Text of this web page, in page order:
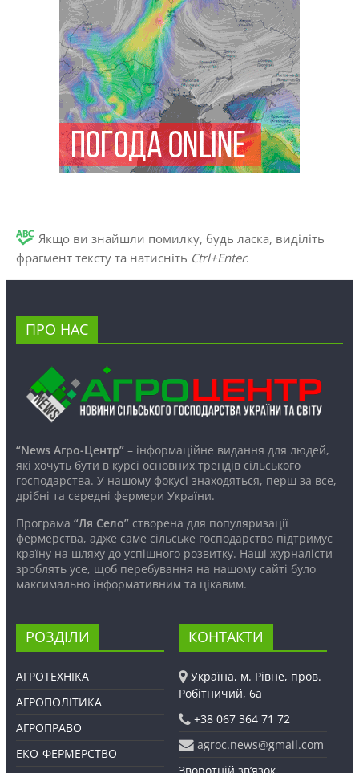
Якщо ви знайшли помилку, будь ласка, виділіть
фрагмент тексту та натисніть Ctrl+Enter.
ПРО НАС
“News Агро-Центр”– інформаційне видання для людей,
які хочуть бути в курсі основних трендів сільського
господарства. У нашому фокусі знаходяться, перш за все,
дрібні та середні фермери України.
Програма “Ля Село”створена для популяризації
фермерства, адже саме сільське господарство підтримує
країну на шляху до успішного розвитку. Наші журналісти
зроблять усе, щоб перебування на нашому сайті було
максимально інформативним та цікавим.
РОЗДІЛИ
АГРОТЕХНІКА
АГРОПОЛІТИКА
АГРОПРАВО
ЕКО-ФЕРМЕРСТВО
КОНТАКТИ
Україна, м. Рівне, пров.
Робітничий, 6а
+38 067 364 71 72
agroc.news@gmail.com